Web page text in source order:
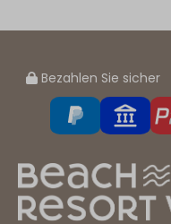
Bezahlen Sie sicher